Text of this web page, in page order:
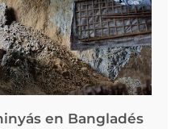
en Bangladés